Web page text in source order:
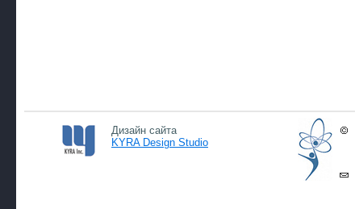
Дизайн сайта
KYRA Design Studio